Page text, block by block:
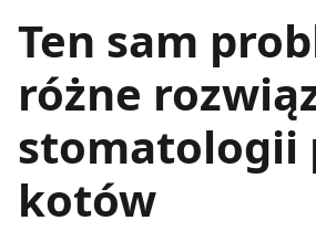
Ten sam
różne
stomatologii
kotów